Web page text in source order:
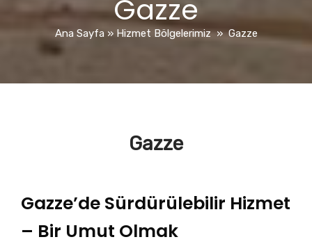
Gazze
Ana Sayfa » Hizmet Bölgelerimiz » Gazze
Gazze
Gazze’de Sürdürülebilir Hizmet
– Bir Umut Olmak